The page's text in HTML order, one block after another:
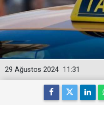
11:31
29 Ağustos 2024